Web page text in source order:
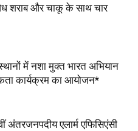
शराब और चाकू के साथ चार
में नशा मुक्त भारत अभियान
कार्यक्रम का आयोजन*
अंतरजनपदीय एलार्म एफिसिएंसी